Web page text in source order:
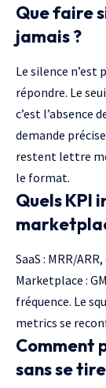
Que faire
jamais ?
Le silence n’est
répondre. Le
c’est l’absence
demande
restent lettre
le format.
Quels KPI
SaaS : MRR/
Marketplace :
fréquence. Le
metrics se
Comment
sans se